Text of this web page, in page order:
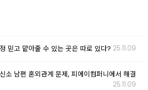
믿고 맡아줄 수 있는 곳은 따로 있다? 25.11.09
소 남편 혼외관계 문제, 피에이컴퍼니에서 해결
25.11.09